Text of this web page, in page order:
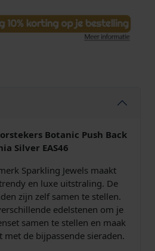
Botanic Push Back
Silver EAS46
Sparkling Jewels maakt
en luxe uitstraling. De
zijn zelf samen te stellen.
edelstenen om je
samen te stellen en maak
met de bijpassende sieraden.